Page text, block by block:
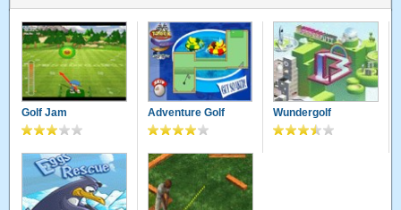
Golf Jam Adventure Golf Wundergolf